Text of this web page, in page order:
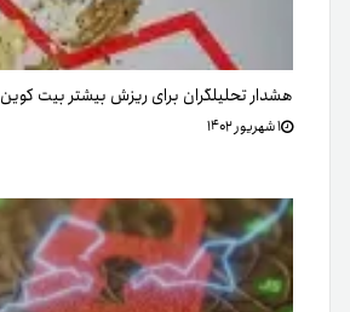
هشدار تحلیلگران برای ریزش بیشتر بیت کوین
۱ شهریور ۱۴۰۲